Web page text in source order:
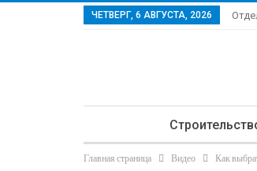
ЧЕТВЕРГ, 6 АВГУСТА, 2026
Главная страница Видео Как